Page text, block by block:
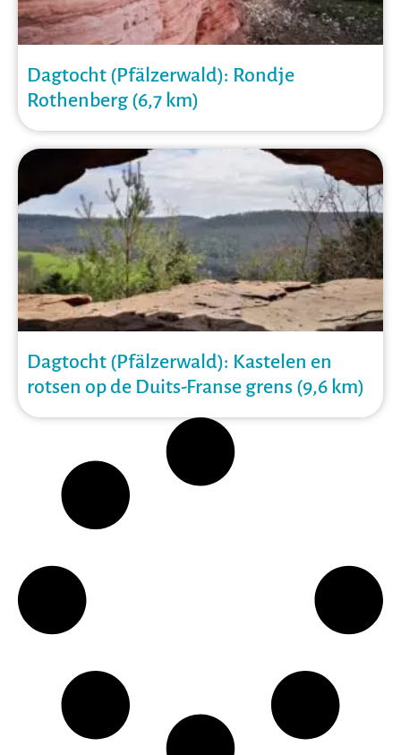
Dagtocht (Pfälzerwald): Rondje
Rothenberg (6,7 km)
Dagtocht (Pfälzerwald): Kastelen en
rotsen op de Duits-Franse grens (9,6 km)